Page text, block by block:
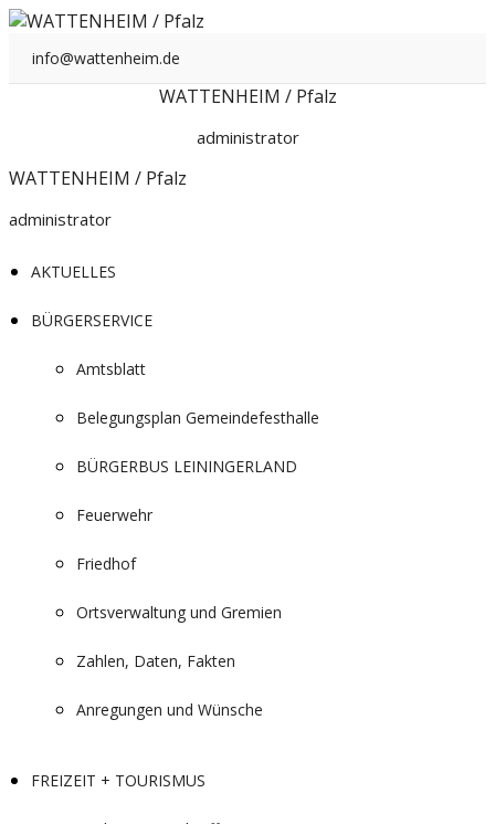
Zum
springen
info@wattenheim.de
WATTENHEIM / Pfalz
administrator
WATTENHEIM / Pfalz
administrator
AKTUELLES
BÜRGERSERVICE
Amtsblatt
Belegungsplan Gemeindefesthalle
BÜRGERBUS LEININGERLAND
Feuerwehr
Friedhof
Ortsverwaltung und Gremien
Zahlen, Daten, Fakten
Anregungen und Wünsche
FREIZEIT + TOURISMUS